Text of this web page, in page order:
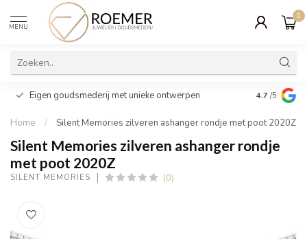
MENU
0
Eigen goudsmederij met unieke ontwerpen Wij
cadeau
4.7 /5
Home / Silent Memories zilveren ashanger rondje met poot 2020Z
Silent Memories zilveren ashanger rondje
met poot 2020Z
SILENT MEMORIES (0)